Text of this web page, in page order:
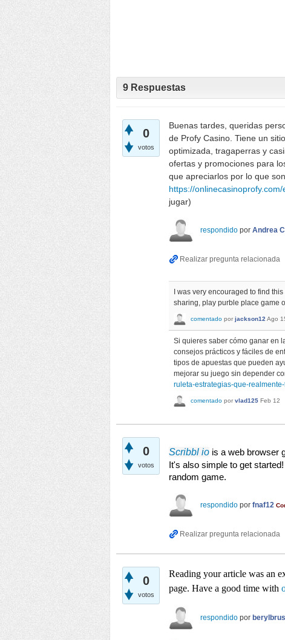
9 Respuestas
0
votos
Buenas tardes, queridas
de Profy Casino. Tiene un
optimizada, tragaperras y
ofertas y promociones para
que apreciarlos por lo que
https://
jugar)
respondido por Andrea
I was very encouraged to find
sharing, play purble place game
comentado por jackson12 Ago
Si quieres saber cómo ganar en
consejos prácticos y fáciles de
tipos de apuestas que pueden
mejorar su juego sin depender
ruleta-estrategias-que-
comentado por vlad125 Feb 12
0
votos
Scribbl io is a web browser
It's also simple to get
random game.
respondido por fnaf12
0
votos
Reading your article was an
page. Have a good time with
respondido por